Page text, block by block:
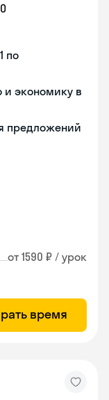
по
и экономику в
предложений
от 1590 ₽ / урок
время